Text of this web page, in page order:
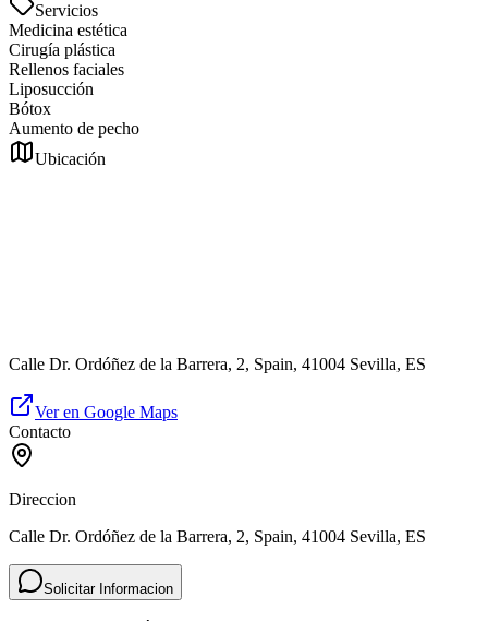
Servicios
Medicina estética
Cirugía plástica
Rellenos faciales
Liposucción
Bótox
Aumento de pecho
Ubicación
Calle Dr. Ordóñez de la Barrera, 2, Spain, 41004 Sevilla, ES
Ver en Google Maps
Contacto
Direccion
Calle Dr. Ordóñez de la Barrera, 2, Spain, 41004 Sevilla, ES
Solicitar Informacion